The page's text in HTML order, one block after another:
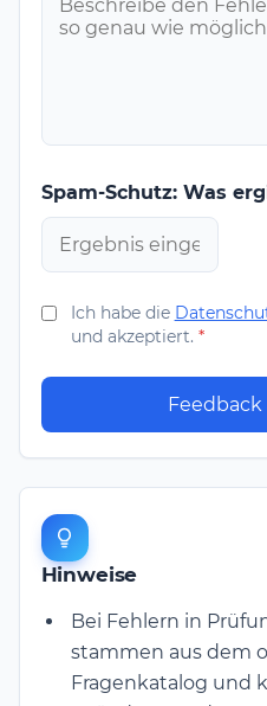
Spam-Schutz: Was
Ich habe die
und akzeptiert. *
Hinweise
Bei Fehlern in
stammen aus dem
Fragenkatalog und